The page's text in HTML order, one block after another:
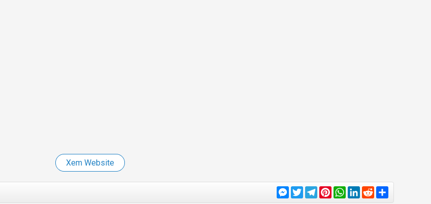
Xem Website
Messenger
TwitterTelegram
Pinterest
WhatsApp
LinkedIn
Reddit